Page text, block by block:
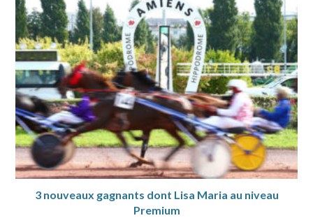
3 nouveaux gagnants dont Lisa Maria au niveau
Premium